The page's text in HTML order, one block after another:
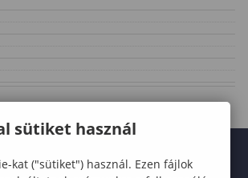
sütiket használ
kat ("sütiket") használ. Ezen fájlok